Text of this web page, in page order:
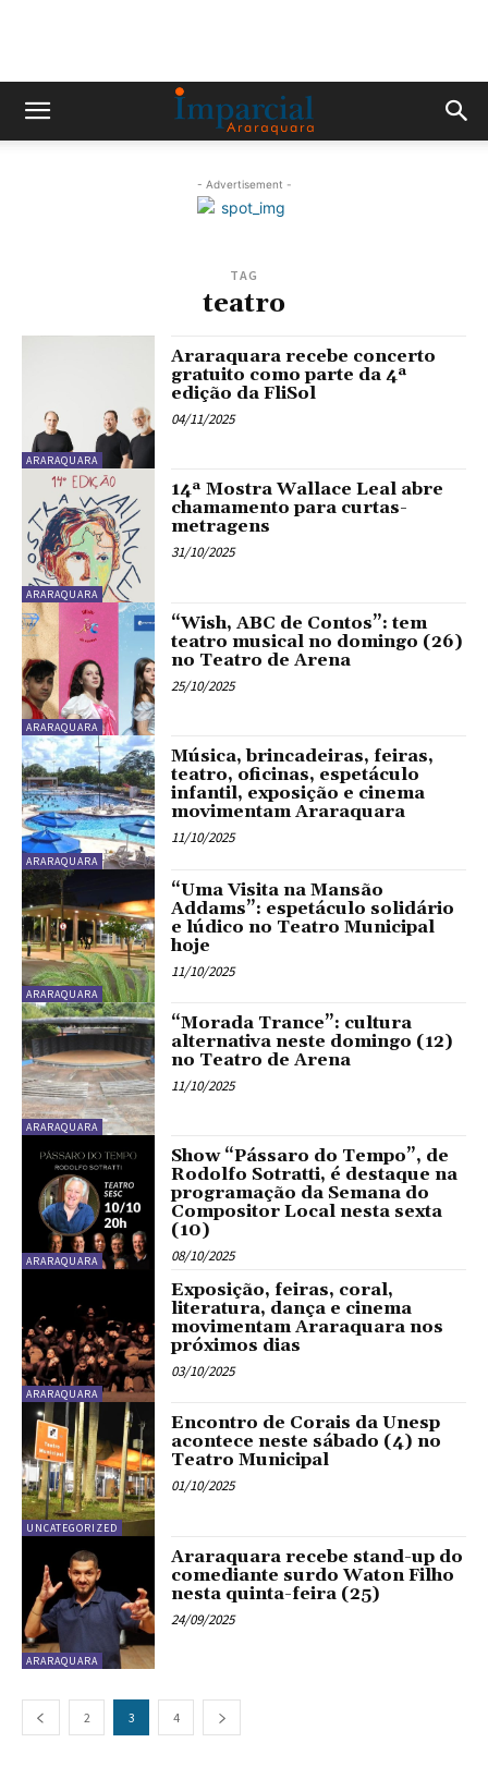
- Advertisement -
TAG
teatro
ARARAQUARA
Araraquara recebe concerto
gratuito como parte da 4ª
edição da FliSol
04/11/2025
ARARAQUARA
14ª Mostra Wallace Leal abre
chamamento para curtas-
metragens
31/10/2025
ARARAQUARA
“Wish, ABC de Contos”: tem
teatro musical no domingo (26)
no Teatro de Arena
25/10/2025
ARARAQUARA
Música, brincadeiras, feiras,
teatro, oficinas, espetáculo
infantil, exposição e cinema
movimentam Araraquara
11/10/2025
ARARAQUARA
“Uma Visita na Mansão
Addams”: espetáculo solidário
e lúdico no Teatro Municipal
hoje
11/10/2025
ARARAQUARA
“Morada Trance”: cultura
alternativa neste domingo (12)
no Teatro de Arena
11/10/2025
ARARAQUARA
Show “Pássaro do Tempo”, de
Rodolfo Sotratti, é destaque na
programação da Semana do
Compositor Local nesta sexta
(10)
08/10/2025
ARARAQUARA
Exposição, feiras, coral,
literatura, dança e cinema
movimentam Araraquara nos
próximos dias
03/10/2025
UNCATEGORIZED
Encontro de Corais da Unesp
acontece neste sábado (4) no
Teatro Municipal
01/10/2025
ARARAQUARA
Araraquara recebe stand-up do
comediante surdo Waton Filho
nesta quinta-feira (25)
24/09/2025
2 3 4